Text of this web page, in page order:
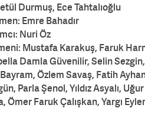
Durmuş, Ece Tahtalıoğlu
Emre Bahadır
Nuri Öz
Mustafa Karakuş, Faruk
Damla Güvenilir, Selin
Özlem Savaş, Fatih
Parla Şenol, Yıldız Asyalı,
Ömer Faruk Çalışkan, Yargı